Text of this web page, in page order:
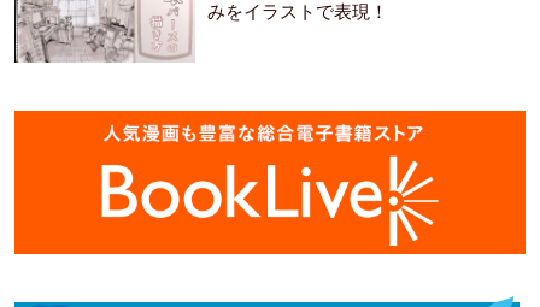
みをイラストで表現！